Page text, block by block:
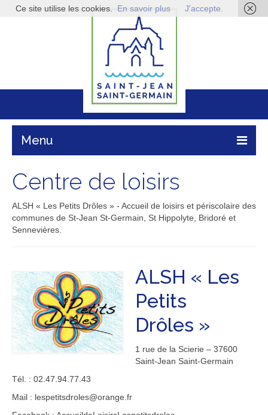
Menu
Enfance & jeunesse
Associations
Patrimoine
Tourisme
Centre de loisirs
ALSH « Les Petits Drôles » - Accueil de loisirs et périscolaire des
communes de St-Jean St-Germain, St Hippolyte, Bridoré et
Sennevières.
ALSH « Les
Petits
Drôles »
1 rue de la Scierie – 37600
Saint-Jean Saint-Germain
Tél. : 02.47.94.77.43
Mail : lespetitsdroles@orange.fr
Ce site utilise les cookies. En savoir plus J'accepte.